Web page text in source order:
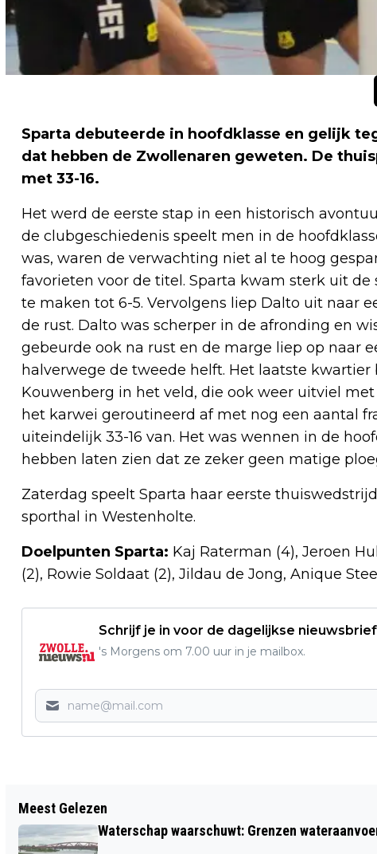
Sparta debuteerde in hoofdklasse en gelijk
dat hebben de Zwollenaren geweten. De
met 33-16.
Het werd de eerste stap in een historisch
de clubgeschiedenis speelt men in de
was, waren de verwachting niet al te hoog
favorieten voor de titel. Sparta kwam sterk uit
te maken tot 6-5. Vervolgens liep Dalto uit naar
de rust. Dalto was scherper in de afronding en
gebeurde ook na rust en de marge liep op naar
halverwege de tweede helft. Het laatste kwartier
Kouwenberg in het veld, die ook weer uitviel
het karwei geroutineerd af met nog een aantal
uiteindelijk 33-16 van. Het was wennen in de
hebben laten zien dat ze zeker geen matige
Zaterdag speelt Sparta haar eerste
sporthal in Westenholte.
Doelpunten Sparta: Kaj Raterman (4), Jeroen
(2), Rowie Soldaat (2), Jildau de Jong, Anique
Schrijf je in voor de dagelijkse nieuwsbrief
's Morgens om 7.00 uur in je mailbox.
TOILETALLIANTIE VOERT ACTIE VOOR
MEER OPENBARE TOILETTEN
Meest Gelezen
Waterschap waarschuwt: Grenzen